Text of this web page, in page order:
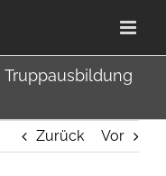
Zurück Vor